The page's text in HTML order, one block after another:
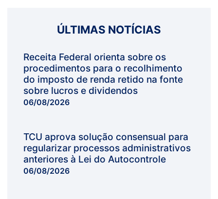
ÚLTIMAS NOTÍCIAS
Receita Federal orienta sobre os
procedimentos para o recolhimento
do imposto de renda retido na fonte
sobre lucros e dividendos
06/08/2026
TCU aprova solução consensual para
regularizar processos administrativos
anteriores à Lei do Autocontrole
06/08/2026